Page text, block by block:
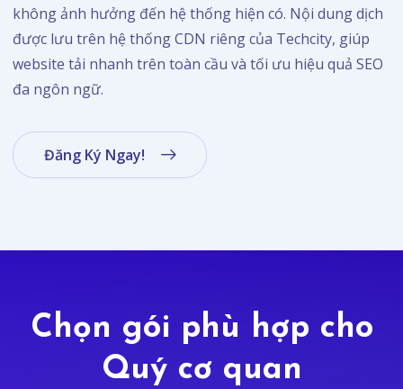
không ảnh hưởng đến hệ thống hiện có. Nội dung dịch
được lưu trên hệ thống CDN riêng của Techcity, giúp
website tải nhanh trên toàn cầu và tối ưu hiệu quả SEO
đa ngôn ngữ.
Đăng Ký Ngay!
Chọn gói phù hợp cho
Quý cơ quan